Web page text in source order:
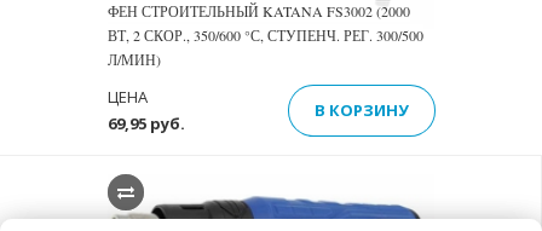
ФЕН СТРОИТЕЛЬНЫЙ KATANA FS3002 (2000
ВТ, 2 СКОР., 350/600 °С, СТУПЕНЧ. РЕГ. 300/500
Л/МИН)
69,95 руб.
ЦЕНА
В КОРЗИНУ